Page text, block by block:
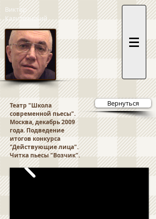
Виктор
Калитвянский
Театр "Школа
современной пьесы".
Москва, декабрь 2009
года. Подведение
итогов конкурса
"Действующие лица".
Читка пьесы "Возчик".
Вернуться